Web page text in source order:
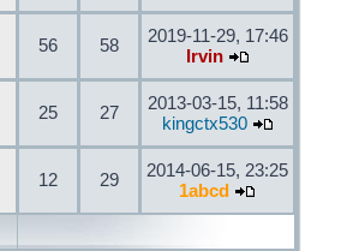
56 58
2019-11-29, 17:46
Irvin
25 27
2013-03-15, 11:58
kingctx530
12 29
2014-06-15, 23:25
1abcd